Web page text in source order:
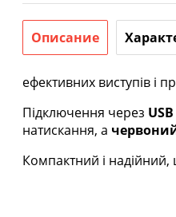
Описание
ефективних виступів і
Підключення через USB
натискання, а
Компактний і